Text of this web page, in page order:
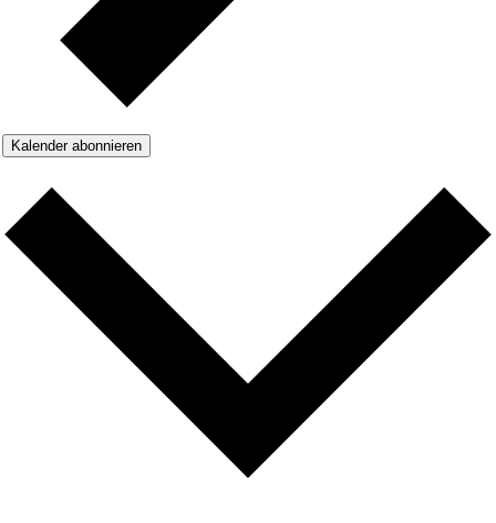
Kalender abonnieren